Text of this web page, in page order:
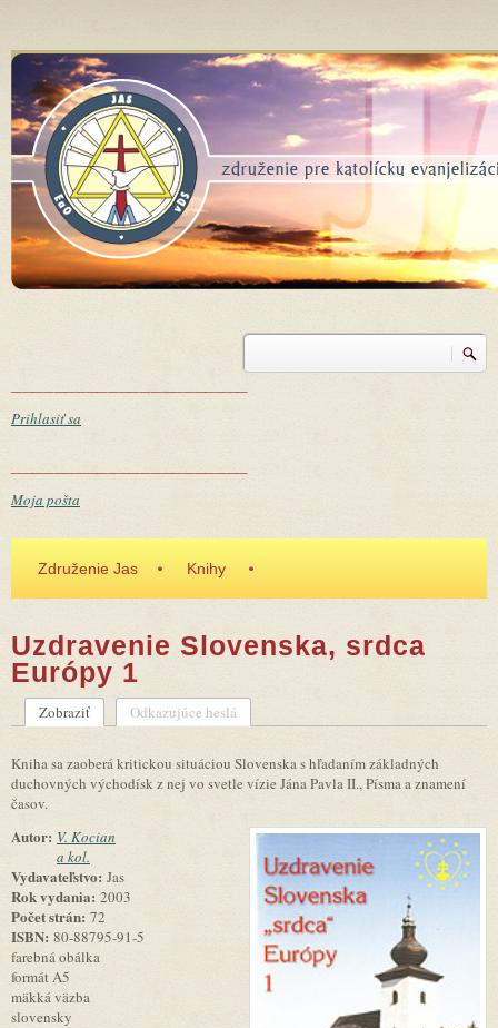
Vyhľadávanie
Prihlasiť sa
Moja pošta
Združenie Jas Knihy
Uzdravenie Slovenska, srdca
Európy 1
Zobraziť (aktívna karta)
Odkazujúce heslá
Kniha sa zaoberá kritickou situáciou Slovenska s hľadaním základných
duchovných východísk z nej vo svetle vízie Jána Pavla II., Písma a znamení
časov.
Autor: V. Kocian
a kol.
Vydavateľstvo: Jas
Rok vydania: 2003
Počet strán: 72
ISBN: 80-88795-91-5
farebná obálka
formát A5
mäkká väzba
slovensky
obalka29.jpg